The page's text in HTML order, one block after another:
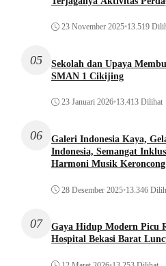
23 November 2025•13.519
05
Sekolah dan Upaya
SMAN 1 Cikijing
23 Januari 2026•13.413 Dilihat
06
Galeri Indonesia Kaya,
Indonesia, Semangat
Harmoni Musik Keroncong
28 Desember 2025•13.346
07
Gaya Hidup Modern Picu
Hospital Bekasi Barat